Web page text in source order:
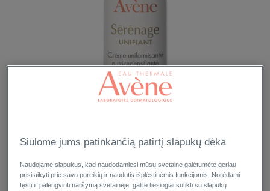
Siūlome jums patinkančią patirtį slapukų dėka
Naudojame slapukus, kad naudodamiesi mūsų svetaine galėtumėte geriau
prisitaikyti prie savo poreikių ir naudotis išplėstinėmis funkcijomis. Norėdami
tęsti ir palengvinti naršymą svetainėje, galite tiesiogiai sutikti su slapukų